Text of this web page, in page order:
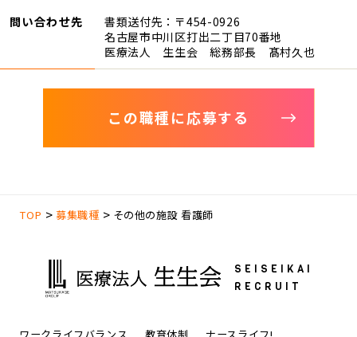
問い合わせ先
書類送付先：〒454-0926
名古屋市中川区打出二丁目70番地
医療法人 生生会 総務部長 髙村久也
この職種に応募する
TOP 募集職種 その他の施設 看護師
SEISEIKAI
RECRUIT
ワークライフバランス 教育体制 ナースライフ!